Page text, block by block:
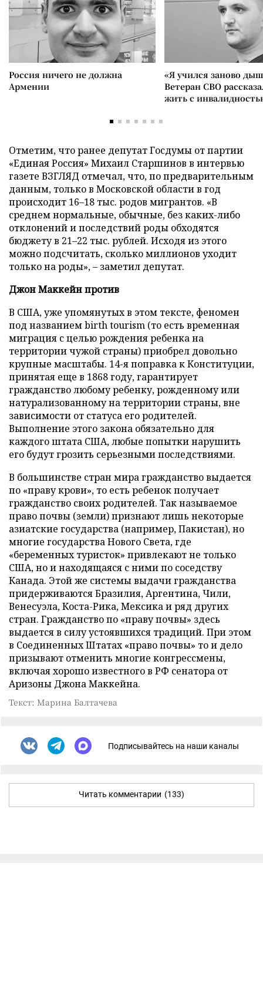
Россия ничего не должна
Армении
«Я учился заново
Ветеран СВО
жить с
Отметим, что ранее депутат Госдумы от партии
«Единая Россия» Михаил Старшинов в интервью
газете ВЗГЛЯД отмечал, что, по предварительным
данным, только в Московской области в год
происходит 16–18 тыс. родов мигрантов. «В
среднем нормальные, обычные, без каких-либо
отклонений и последствий роды обходятся
бюджету в 21–22 тыс. рублей. Исходя из этого
можно подсчитать, сколько миллионов уходит
только на роды»,– заметил депутат.
Джон Маккейн против
В США, уже упомянутых в этом тексте, феномен
под названием birth tourism (то есть временная
миграция с целью рождения ребенка на
территории чужой страны) приобрел довольно
крупные масштабы. 14-я поправка к Конституции,
принятая еще в 1868 году, гарантирует
гражданство любому ребенку, рожденному или
натурализованному на территории страны, вне
зависимости от статуса его родителей.
Выполнение этого закона обязательно для
каждого штата США, любые попытки нарушить
его будут грозить серьезными последствиями.
В большинстве стран мира гражданство выдается
по «праву крови», то есть ребенок получает
гражданство своих родителей. Так называемое
право почвы (земли) признают лишь некоторые
азиатские государства (например, Пакистан), но
многие государства Нового Света, где
«беременных туристок» привлекают не только
США, но и находящаяся с ними по соседству
Канада. Этой же системы выдачи гражданства
придерживаются Бразилия, Аргентина, Чили,
Венесуэла, Коста-Рика, Мексика и ряд других
стран. Гражданство по «праву почвы» здесь
выдается в силу устоявшихся традиций. При этом
в Соединенных Штатах «право почвы» то и дело
призывают отменить многие конгрессмены,
включая хорошо известного в РФ сенатора от
Аризоны Джона Маккейна.
Текст: Марина Балтачева
Подписывайтесь на наши каналы
Читать комментарии (133)